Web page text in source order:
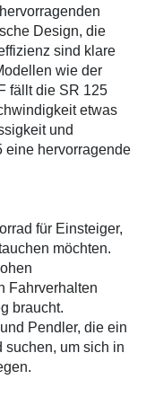
Design, die
sind klare
wie der
fällt die SR 125
etwas
und
eine hervorragende
für Einsteiger,
möchten.
Fahrverhalten
braucht.
Pendler, die ein
suchen, um sich in